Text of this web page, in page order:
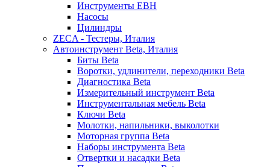
Инструменты EBH
Насосы
Цилиндры
ZECA - Тестеры, Италия
Автоинструмент Beta, Италия
Биты Beta
Воротки, удлинители, переходники Beta
Диагностика Beta
Измерительный инструмент Beta
Инструментальная мебель Beta
Ключи Beta
Молотки, напильники, выколотки
Моторная группа Beta
Наборы инструмента Beta
Отвертки и насадки Beta